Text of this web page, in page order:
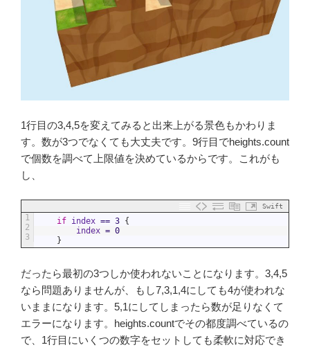
1行目の3,4,5を変えてみると出来上がる景色もかわりま
す。数が3つでなくても大丈夫です。9行目でheights.count
で個数を調べて上限値を決めているからです。これがも
し、
Swift
1
2
3
if index == 3 {
index = 0
}
だったら最初の3つしか使われないことになります。3,4,5
なら問題ありませんが、もし7,3,1,4にしても4が使われな
いままになります。5,1にしてしまったら数が足りなくて
エラーになります。heights.countでその都度調べているの
で、1行目にいくつの数字をセットしても柔軟に対応でき